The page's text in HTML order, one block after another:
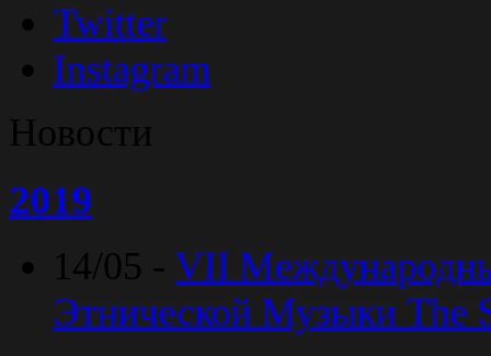
Twitter
Instagram
Новости
2019
14/05 - VII
Этнической Музыки The